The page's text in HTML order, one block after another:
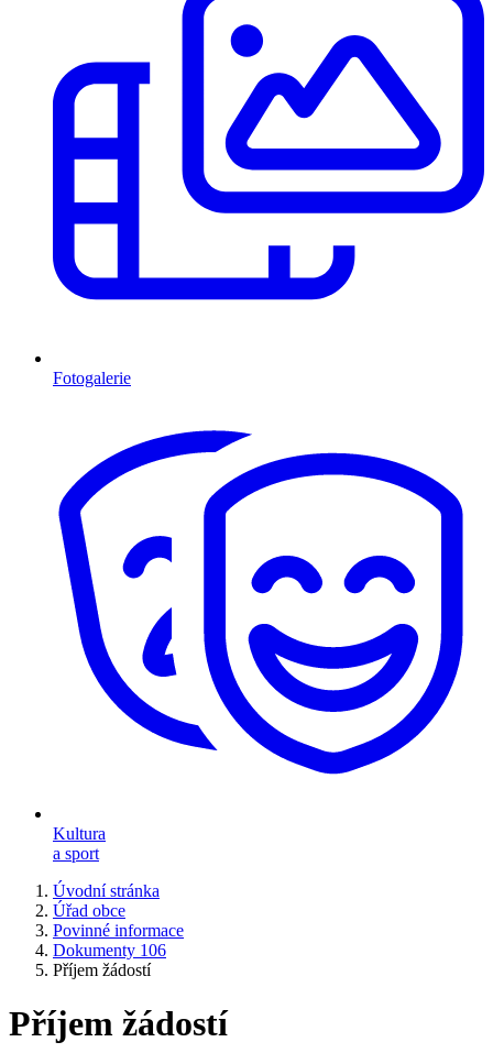
Fotogalerie
Kultura
a sport
Úvodní stránka
Úřad obce
Povinné informace
Dokumenty 106
Příjem žádostí
Příjem žádostí